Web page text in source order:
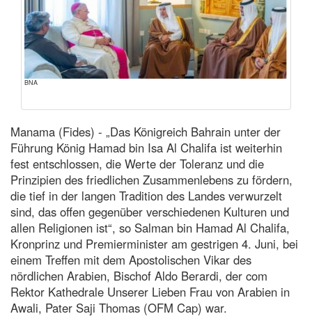
BNA
Manama (Fides) - „Das Königreich Bahrain unter der
Führung König Hamad bin Isa Al Chalifa ist weiterhin
fest entschlossen, die Werte der Toleranz und die
Prinzipien des friedlichen Zusammenlebens zu fördern,
die tief in der langen Tradition des Landes verwurzelt
sind, das offen gegenüber verschiedenen Kulturen und
allen Religionen ist“, so Salman bin Hamad Al Chalifa,
Kronprinz und Premierminister am gestrigen 4. Juni, bei
einem Treffen mit dem Apostolischen Vikar des
nördlichen Arabien, Bischof Aldo Berardi, der com
Rektor Kathedrale Unserer Lieben Frau von Arabien in
Awali, Pater Saji Thomas (OFM Cap) war.